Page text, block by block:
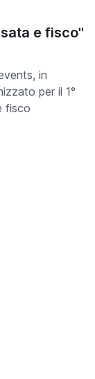
e fisco"
in
per il 1°
fisco